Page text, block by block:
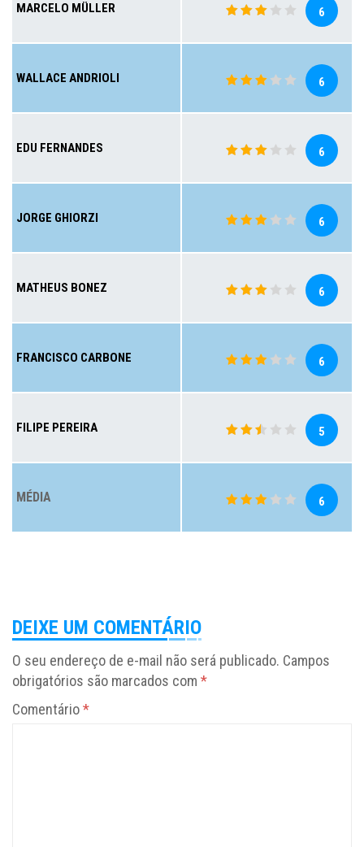
MARCELO MÜLLER 6
WALLACE ANDRIOLI 6
EDU FERNANDES 6
JORGE GHIORZI 6
MATHEUS BONEZ 6
FRANCISCO CARBONE 6
FILIPE PEREIRA 5
MÉDIA 6
DEIXE UM COMENTÁRIO
O seu endereço de e-mail não será publicado. Campos
obrigatórios são marcados com *
Comentário*